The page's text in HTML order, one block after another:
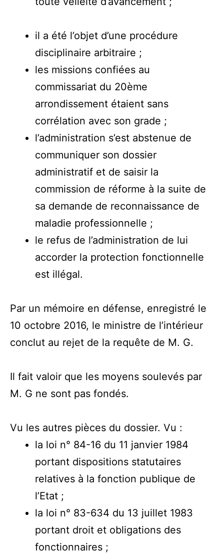
il a été l’objet d’une procédure
disciplinaire arbitraire ;
les missions confiées au
commissariat du 20ème
arrondissement étaient sans
corrélation avec son grade ;
l’administration s’est abstenue de
communiquer son dossier
administratif et de saisir la
commission de réforme à la suite de
sa demande de reconnaissance de
maladie professionnelle ;
le refus de l’administration de lui
accorder la protection fonctionnelle
est illégal.
Par un mémoire en défense, enregistré le
10 octobre 2016, le ministre de l’intérieur
conclut au rejet de la requête de M. G.
Il fait valoir que les moyens soulevés par
M. G ne sont pas fondés.
Vu les autres pièces du dossier. Vu :
la loi n° 84-16 du 11 janvier 1984
portant dispositions statutaires
relatives à la fonction publique de
l’Etat ;
la loi n° 83-634 du 13 juillet 1983
portant droit et obligations des
fonctionnaires ;